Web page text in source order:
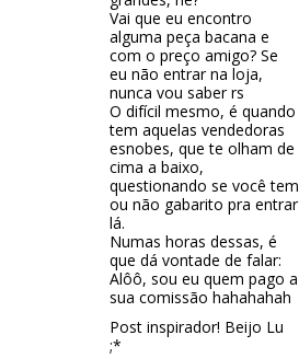
Vai que eu encontro
alguma peça bacana e
com o preço amigo? Se
eu não entrar na loja,
nunca vou saber rs
O difícil mesmo, é quando
tem aquelas vendedoras
esnobes, que te olham de
cima a baixo,
questionando se você tem
ou não gabarito pra entrar
lá.
Numas horas dessas, é
que dá vontade de falar:
Alôô, sou eu quem pago a
sua comissão hahahahah
Post inspirador! Beijo Lu
;*